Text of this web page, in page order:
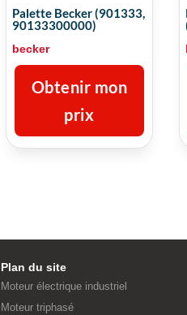
Palette Becker (901333,
90133300000)
becker
Obtenir mon
prix
Plan du site
Moteur électrique industriel
Moteur triphasé